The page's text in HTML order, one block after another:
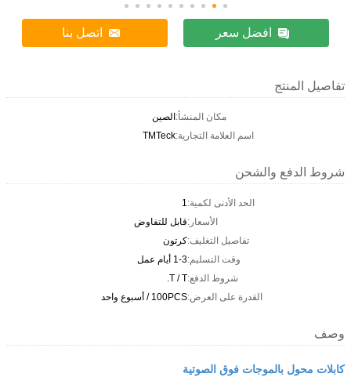
افضل سعر اتصل بنا
تفاصيل المنتج
مكان المنشأ:الصين
اسم العلامة التجارية:TMTeck
شروط الدفع والشحن
الحد الأدنى لكمية:1
الأسعار:قابل للتفاوض
تفاصيل التغليف:كرتون
وقت التسليم:1-3 أيام عمل
شروط الدفع:T / T.
القدرة على العرض:100PCS / أسبوع واحد
وصف
كابلات محول بالموجات فوق الصوتية